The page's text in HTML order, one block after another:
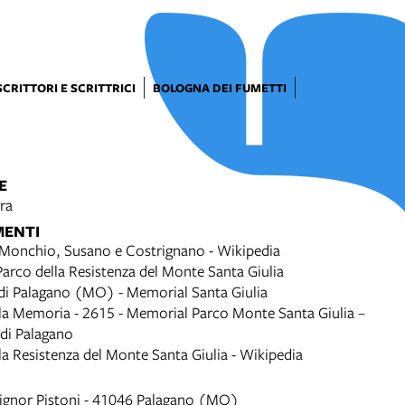
E SCRITTRICI BOLOGNA DEI FUMETTI
Susano e Costrignano - Wikipedia
della Resistenza del Monte Santa Giulia
Palagano (MO) - Memorial Santa Giulia
Memoria - 2615 - Memorial Parco Monte Santa Giulia –
Palagano
Resistenza del Monte Santa Giulia - Wikipedia
Pistoni - 41046 Palagano (MO)